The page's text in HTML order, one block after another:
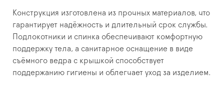
Конструкция изготовлена из прочных материалов, что
гарантирует надёжность и длительный срок службы.
Подлокотники и спинка обеспечивают комфортную
поддержку тела, а санитарное оснащение в виде
съёмного ведра с крышкой способствует
поддержанию гигиены и облегчает уход за изделием.